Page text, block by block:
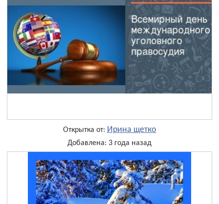
Открытка от: Ирина щетко
Добавлена: 3 года назад